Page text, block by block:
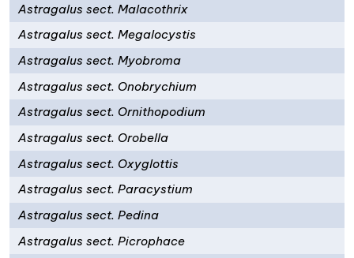
Astragalus sect. Malacothrix
Astragalus sect. Megalocystis
Astragalus sect. Myobroma
Astragalus sect. Onobrychium
Astragalus sect. Ornithopodium
Astragalus sect. Orobella
Astragalus sect. Oxyglottis
Astragalus sect. Paracystium
Astragalus sect. Pedina
Astragalus sect. Picrophace